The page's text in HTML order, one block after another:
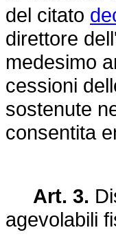
del citato
direttore
medesimo
cessioni
sostenute
consentita
Art. 3.
agevolabili